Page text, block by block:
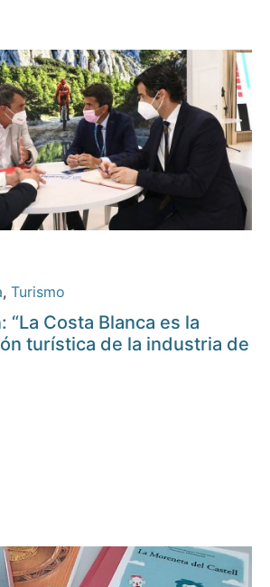
, Turismo
“La Costa Blanca es la
turística de la industria de